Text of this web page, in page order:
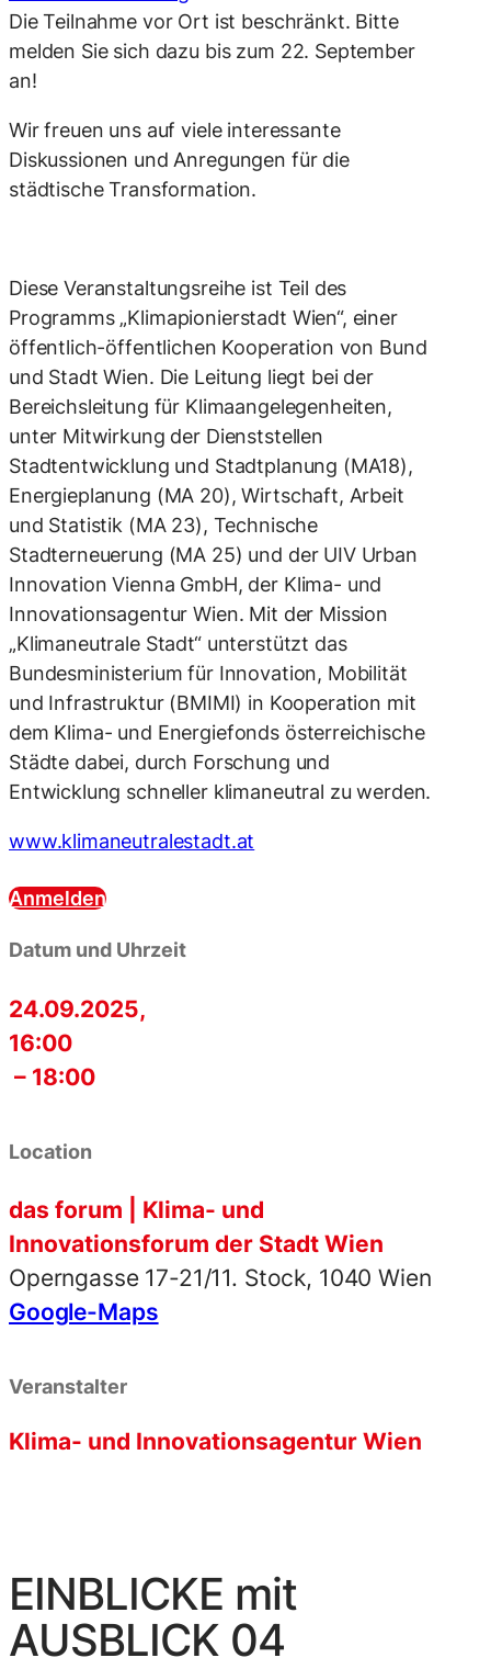
Die Teilnahme vor Ort ist beschränkt. Bitte
melden Sie sich dazu bis zum 22. September
an!
Wir freuen uns auf viele interessante
Diskussionen und Anregungen für die
städtische Transformation.
Diese Veranstaltungsreihe ist Teil des
Programms „Klimapionierstadt Wien“, einer
öffentlich-öffentlichen Kooperation von Bund
und Stadt Wien. Die Leitung liegt bei der
Bereichsleitung für Klimaangelegenheiten,
unter Mitwirkung der Dienststellen
Stadtentwicklung und Stadtplanung (MA18),
Energieplanung (MA 20), Wirtschaft, Arbeit
und Statistik (MA 23), Technische
Stadterneuerung (MA 25) und der UIV Urban
Innovation Vienna GmbH, der Klima- und
Innovationsagentur Wien. Mit der Mission
„Klimaneutrale Stadt“ unterstützt das
Bundesministerium für Innovation, Mobilität
und Infrastruktur (BMIMI) in Kooperation mit
dem Klima- und Energiefonds österreichische
Städte dabei, durch Forschung und
Entwicklung schneller klimaneutral zu werden.
www.klimaneutralestadt.at
Anmelden
Datum und Uhrzeit
24.09.2025,
16:00
– 18:00
Location
das forum | Klima- und
Innovationsforum der Stadt Wien
Operngasse 17-21/11. Stock, 1040 Wien
Google-Maps
Veranstalter
Klima- und Innovationsagentur Wien
EINBLICKE mit
AUSBLICK 04